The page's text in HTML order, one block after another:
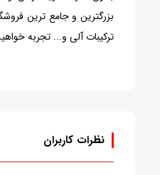
بزرگترین و جامع ترین
ترکیبات آلی و... تجربه
نظرات کاربران